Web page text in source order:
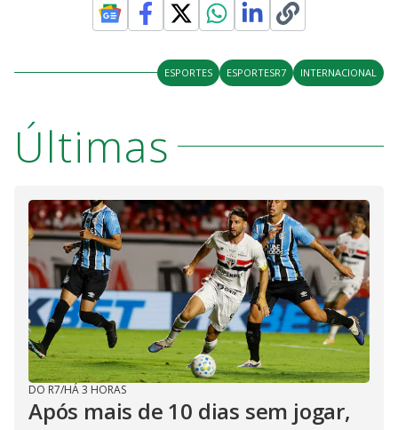
ESPORTES ESPORTESR7 INTERNACIONAL
Últimas
DO R7/HÁ 3 HORAS
Após mais de 10 dias sem jogar,